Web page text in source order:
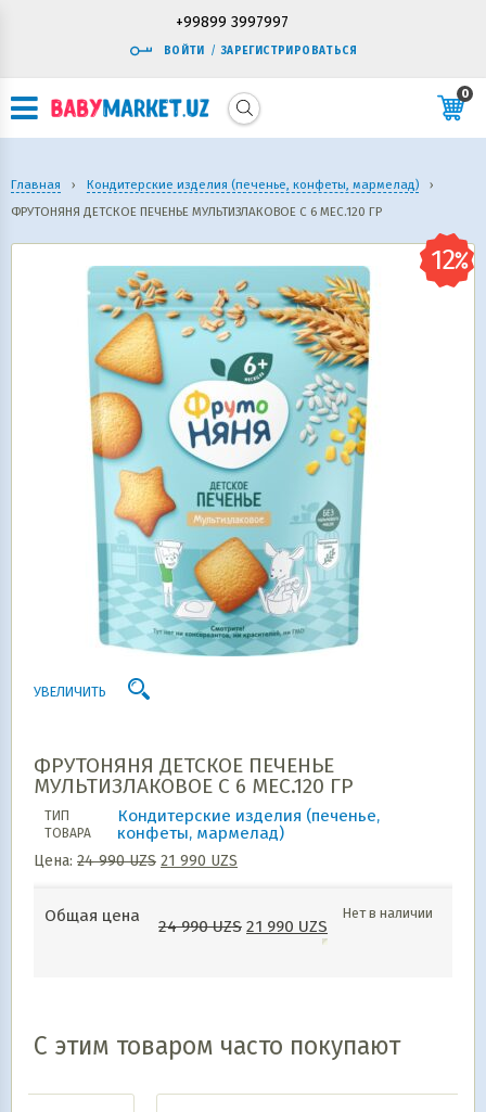
+99899 3997997
ВОЙТИ / ЗАРЕГИСТРИРОВАТЬСЯ
0
Главная › Кондитерские изделия (печенье, конфеты, мармелад)
›
ФРУТОНЯНЯ ДЕТСКОЕ ПЕЧЕНЬЕ МУЛЬТИЗЛАКОВОЕ С 6 МЕС.120 ГР
УВЕЛИЧИТЬ
ФРУТОНЯНЯ ДЕТСКОЕ ПЕЧЕНЬЕ
МУЛЬТИЗЛАКОВОЕ С 6 МЕС.120 ГР
ТИП
ТОВАРА
Кондитерские изделия (печенье,
конфеты, мармелад)
Цена: 24 990UZS 21 990 UZS
Общая цена
24 990UZS 21 990 UZS
Нет в наличии
С этим товаром часто покупают